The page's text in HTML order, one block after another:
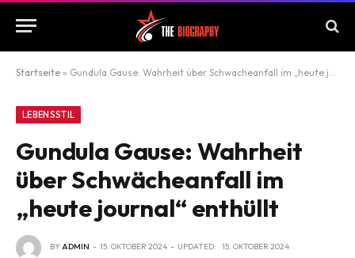
Startseite » Gundula Gause: Wahrheit über Schwächeanfall im „heute journal“ enthüllt
LEBENSSTIL
Gundula Gause: Wahrheit
über Schwächeanfall im
„heute journal“ enthüllt
BYADMIN 15. OKTOBER 2024 UPDATED: 15. OKTOBER 2024